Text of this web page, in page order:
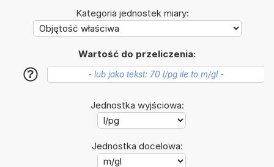
Kategoria jednostek miary:
Wartość do przeliczenia:
?
Jednostka wyjściowa:
Jednostka docelowa: